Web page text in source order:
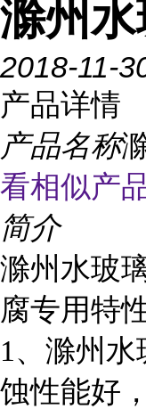
滁州
2018-11-
产品详情
产品名称
看相似产
简介
滁州水玻
腐专用特
1、滁州
蚀性能好